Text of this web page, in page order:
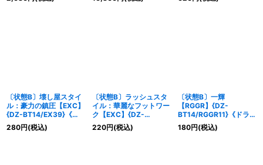
トゲート》
ンエンパイア》
〔状態B〕壊し屋スタイ
ル：豪力の鎮圧【EXC】
{DZ-BT14/EX39}《ド
ラゴンエンパイア》
280円(税込)
〔状態B〕ラッシュスタ
イル：華麗なフットワー
ク【EXC】{DZ-
BT14/EX40}《ドラゴン
エンパイア》
220円(税込)
〔状態B〕一輝
【RGGR】{DZ-
BT14/RGGR11}《ドラゴ
ンエンパイア》
180円(税込)